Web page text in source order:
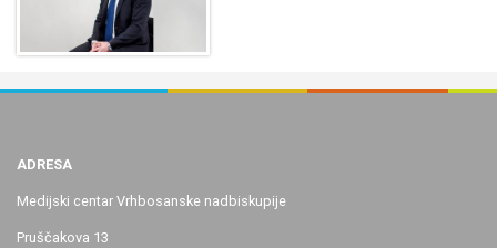
ADRESA
Medijski centar Vrhbosanske nadbiskupije
Pruščakova 13